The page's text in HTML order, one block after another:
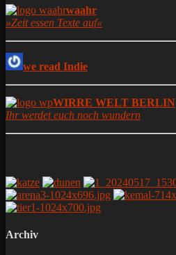
waahr
»Zeit essen Texte auf«
we read Indie
WIRRE WELT BERLIN
Ihr werdet euch noch wundern
Archiv